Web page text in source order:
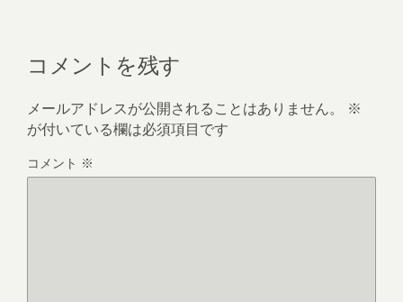
コメントを残す
メールアドレスが公開されることはありません。
※
が付いている欄は必須項目です
コメント ※